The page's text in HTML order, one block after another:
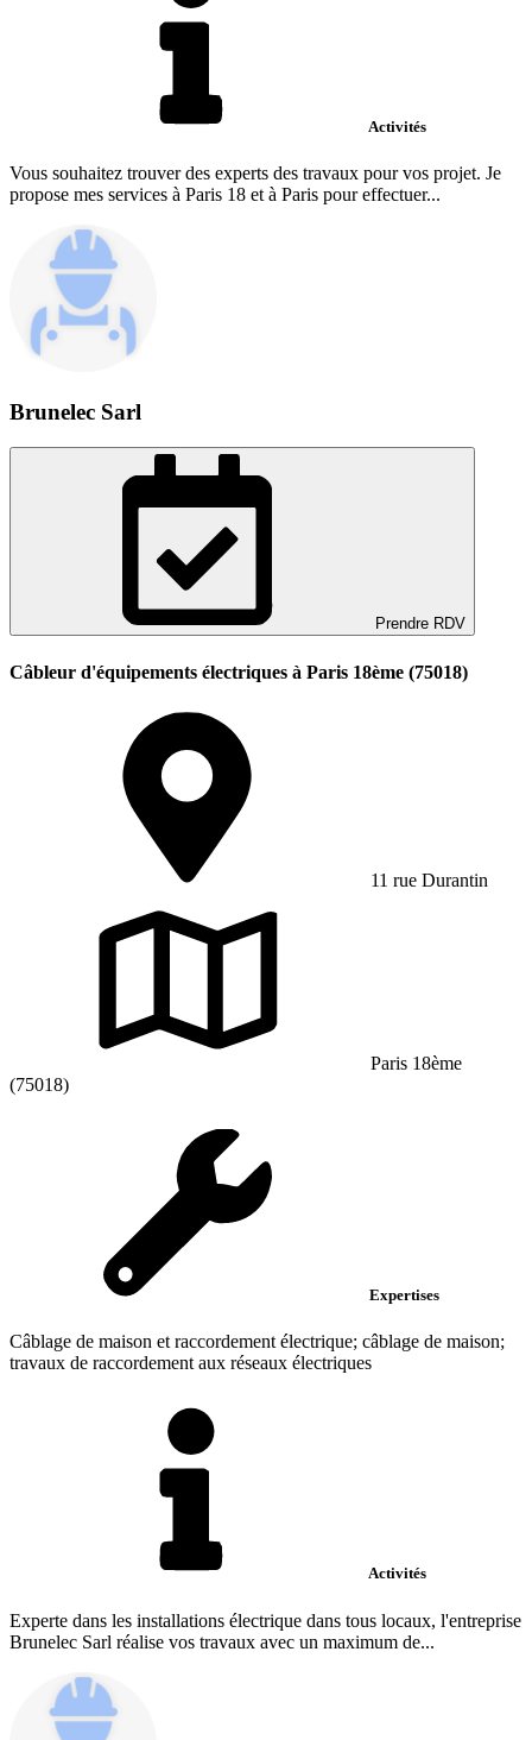
Activités
Vous souhaitez trouver des experts des travaux pour vos projet. Je
propose mes services à Paris 18 et à Paris pour effectuer...
Brunelec Sarl
Prendre RDV
Câbleur d'équipements électriques à Paris 18ème (75018)
11 rue Durantin
Paris 18ème
(75018)
Expertises
Câblage de maison et raccordement électrique; câblage de maison;
travaux de raccordement aux réseaux électriques
Activités
Experte dans les installations électrique dans tous locaux, l'entreprise
Brunelec Sarl réalise vos travaux avec un maximum de...